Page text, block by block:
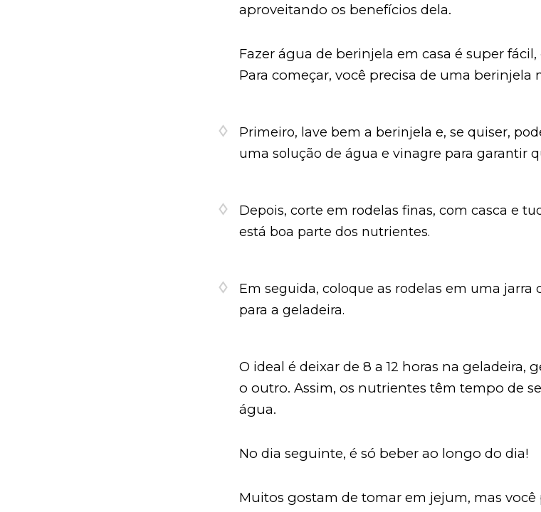
aproveitando os benefícios dela.
Fazer água de berinjela em casa é super
Para começar, você precisa de uma berinjela
Primeiro, lave bem a berinjela e, se quiser,
uma solução de água e vinagre para garantir
Depois, corte em rodelas finas, com casca e
está boa parte dos nutrientes.
Em seguida, coloque as rodelas em uma
para a geladeira.
O ideal é deixar de 8 a 12 horas na geladeira,
o outro. Assim, os nutrientes têm tempo de
água.
No dia seguinte, é só beber ao longo do dia!
Muitos gostam de tomar em jejum, mas